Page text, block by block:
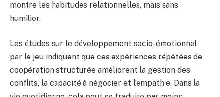
montre les habitudes relationnelles, mais sans
humilier.
Les études sur le développement socio-émotionnel
par le jeu indiquent que ces expériences répétées de
coopération structurée améliorent la gestion des
conflits, la capacité à négocier et l’empathie. Dans la